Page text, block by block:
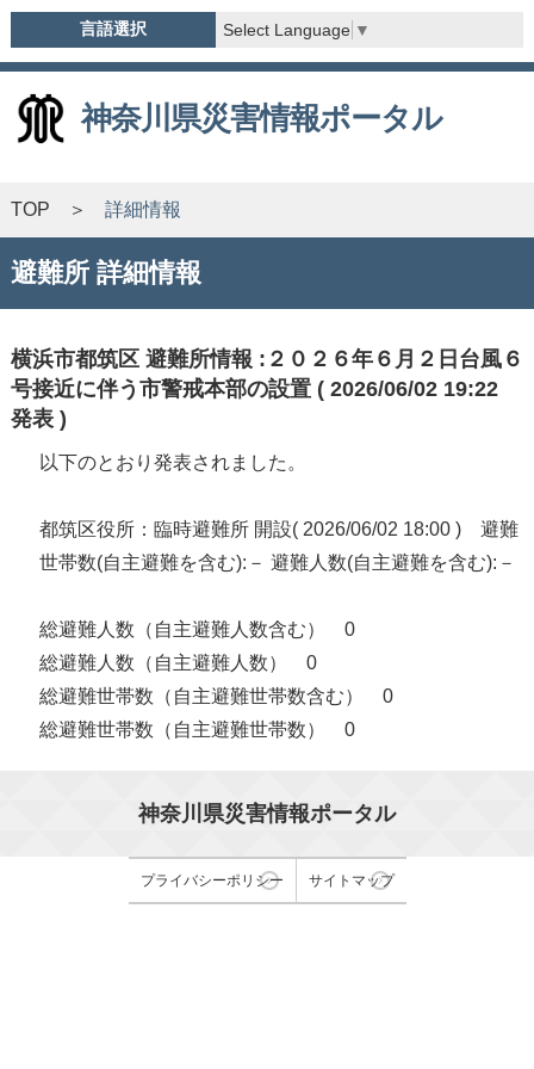
言語選択 Select Language ▼
神奈川県災害情報ポータル
TOP 詳細情報
避難所 詳細情報
横浜市都筑区 避難所情報 :２０２６年６月２日台風６
号接近に伴う市警戒本部の設置 ( 2026/06/02 19:22
発表 )
以下のとおり発表されました。
都筑区役所：臨時避難所 開設( 2026/06/02 18:00 ) 避難
世帯数(自主避難を含む):－ 避難人数(自主避難を含む):－
総避難人数（自主避難人数含む） 0
総避難人数（自主避難人数） 0
総避難世帯数（自主避難世帯数含む） 0
総避難世帯数（自主避難世帯数） 0
神奈川県災害情報ポータル
プライバシーポリシー サイトマップ